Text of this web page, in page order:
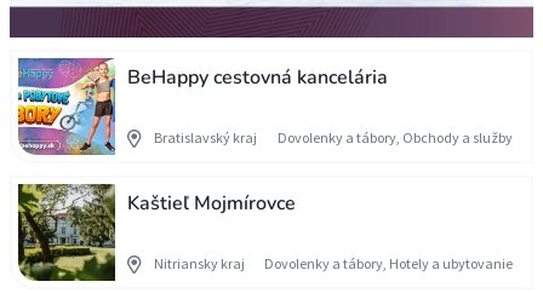
BeHappy cestovná kancelária
Bratislavský kraj Dovolenky a tábory, Obchody a služby
Kaštieľ Mojmírovce
Nitriansky kraj Dovolenky a tábory, Hotely a ubytovanie